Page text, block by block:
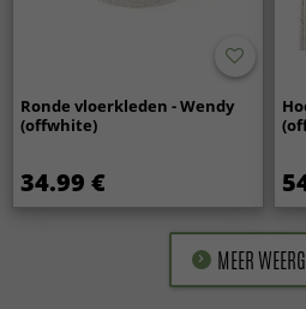
Ronde vloerkleden - Wendy
(offwhite)
34.99 €
MEER